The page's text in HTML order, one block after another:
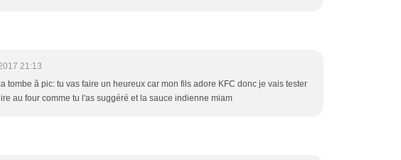
21:13
tombe ã pic: tu vas faire un heureux car mon fils adore KFC donc je vais tester
au four comme tu l'as suggéré et la sauce indienne miam